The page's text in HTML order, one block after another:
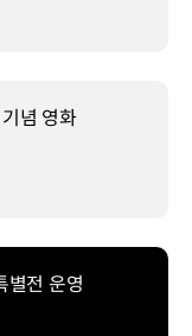
념 영화
별전 운영